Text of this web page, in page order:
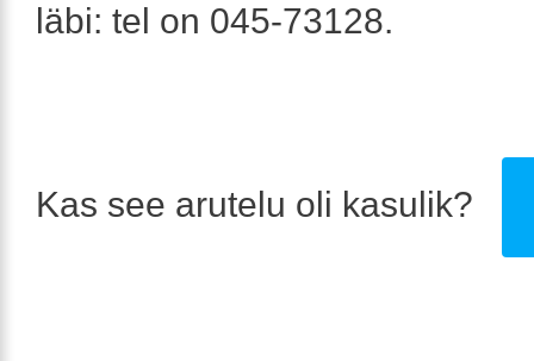
läbi: tel on 045-73128.
Kas see arutelu oli kasulik?